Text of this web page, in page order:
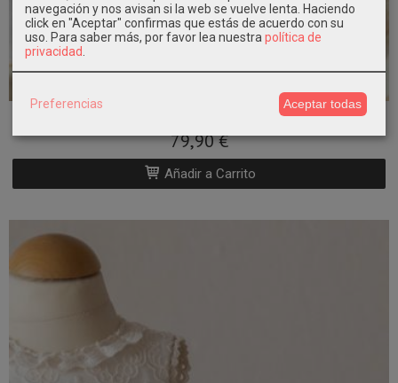
Jesusito bautizo niña tul bordado...
79,90 €
Añadir a Carrito
navegación y nos avisan si la web se vuelve lenta. Haciendo
click en "Aceptar" confirmas que estás de acuerdo con su
uso. Para saber más, por favor lea nuestra política de
privacidad
Preferencias Aceptar todas